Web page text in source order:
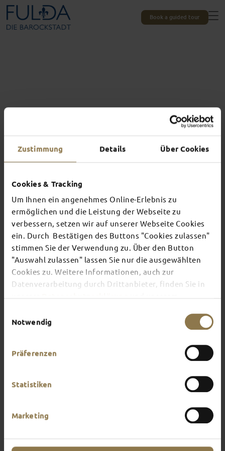
Zustimmung Details Über Cookies
Cookies & Tracking
Um Ihnen ein angenehmes Online-Erlebnis zu
ermöglichen und die Leistung der Webseite zu
verbessern, setzen wir auf unserer Webseite Cookies
ein. Durch Bestätigen des Buttons "Cookies zulassen"
stimmen Sie der Verwendung zu. Über den Button
"Auswahl zulassen" lassen Sie nur die ausgewählten
Cookies zu. Weitere Informationen, auch zur
Datenverarbeitung durch Drittanbieter, finden Sie in
Notwendig
Präferenzen
Statistiken
Marketing
Book a guided tour
Experiences unique to Fulda
TOP EVENTS
There's always something going on in Fulda:
whether it's a concert, a musical, a fun-filled
guided tour or a theatre performance – this is the
place to discover the current events and